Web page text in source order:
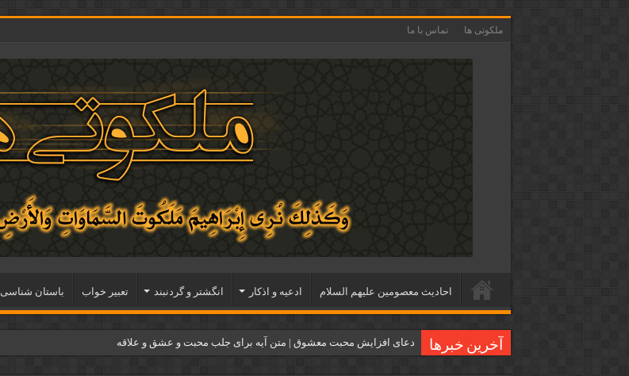
ملکوتی ها تماس با ما
احاديث معصومين عليهم السلام ادعيه و اذكار انگشتر و گردنبند تعبیر خواب باستان شناسی
آخرین خبرها دعای افزایش محبت معشوق | متن آیه برای جلب محبت و عشق و علاقه